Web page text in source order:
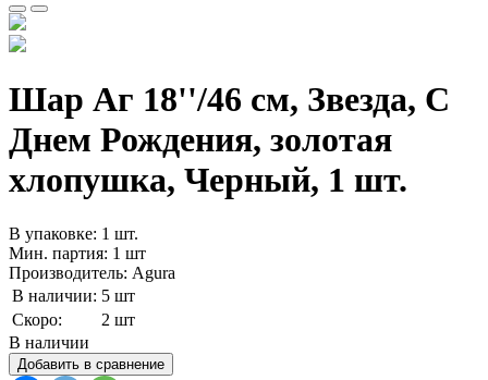
Шар Аг 18''/46 см, Звезда, С
Днем Рождения, золотая
хлопушка, Черный, 1 шт.
В упаковке: 1 шт.
Мин. партия: 1 шт
Производитель: Agura
В наличии: 5 шт
Скоро:
2 шт
В наличии
Добавить в сравнение